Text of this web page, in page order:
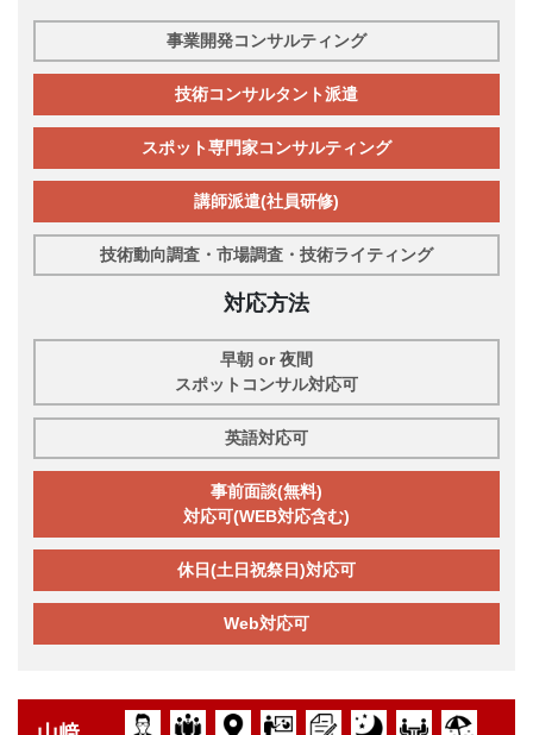
事業開発コンサルティング
技術コンサルタント派遣
スポット専門家コンサルティング
講師派遣(社員研修)
技術動向調査・市場調査・技術ライティング
対応方法
早朝 or 夜間
スポットコンサル対応可
英語対応可
事前面談(無料)
対応可(WEB対応含む)
休日(土日祝祭日)対応可
Web対応可